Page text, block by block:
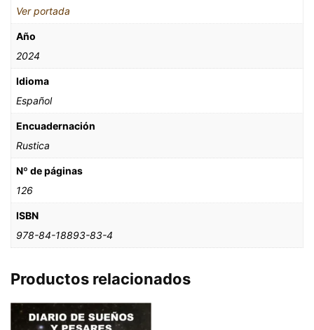
Ver portada
Año
2024
Idioma
Español
Encuadernación
Rustica
Nº de páginas
126
ISBN
978-84-18893-83-4
Productos relacionados